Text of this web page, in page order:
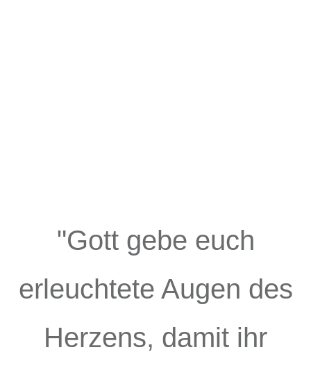
"Gott gebe euch
erleuchtete Augen des
Herzens, damit ihr